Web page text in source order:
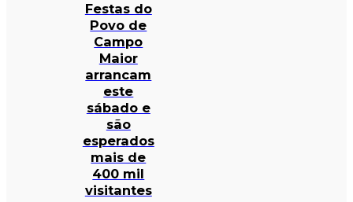
Festas do
Povo de
Campo
Maior
arrancam
este
sábado e
são
esperados
mais de
400 mil
visitantes